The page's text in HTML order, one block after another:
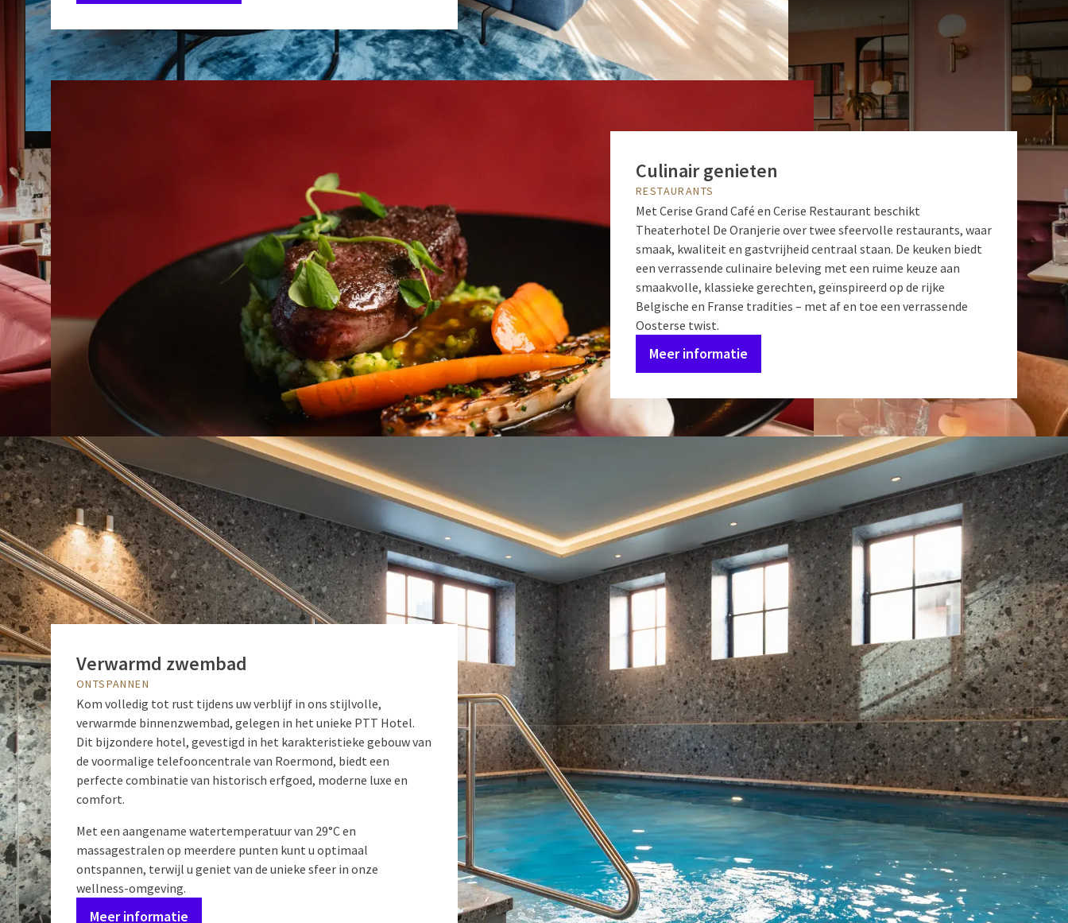
Culinair genieten
RESTAURANTS
Met Cerise Grand Café en Cerise Restaurant beschikt
Theaterhotel De Oranjerie over twee sfeervolle restaurants, waar
smaak, kwaliteit en gastvrijheid centraal staan. De keuken biedt
een verrassende culinaire beleving met een ruime keuze aan
smaakvolle, klassieke gerechten, geïnspireerd op de rijke
Belgische en Franse tradities – met af en toe een verrassende
Oosterse twist.
Meer informatie
Verwarmd zwembad
ONTSPANNEN
Kom volledig tot rust tijdens uw verblijf in ons stijlvolle,
verwarmde binnenzwembad, gelegen in het unieke PTT Hotel.
Dit bijzondere hotel, gevestigd in het karakteristieke gebouw van
de voormalige telefooncentrale van Roermond, biedt een
perfecte combinatie van historisch erfgoed, moderne luxe en
comfort.
Met een aangename watertemperatuur van 29°C en
massagestralen op meerdere punten kunt u optimaal
ontspannen, terwijl u geniet van de unieke sfeer in onze
wellness-omgeving.
Meer informatie